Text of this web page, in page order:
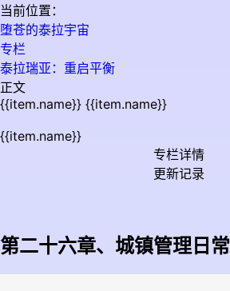
当前位置：
堕苍的泰拉宇宙
专栏
泰拉瑞亚：重启平衡
正文
{{item.name}} {{item.name}}
{{item.name}}
专栏详情
更新记录
第二十六章、城镇管理日常